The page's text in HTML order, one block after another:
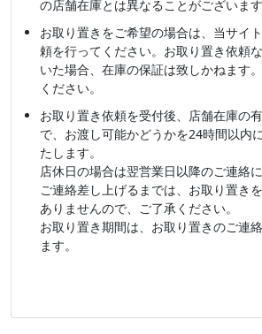
の店舗在庫とは異なることがございます
お取り置きをご希望の場合は、当サイ
頼を行ってください。お取り置き依頼
いた場合、在庫の保証は致しかねます
ください。
お取り置き依頼を受付後、店舗在庫の
で、お渡し可能かどうかを24時間以内
たします。
店休日の場合は翌営業日以降のご連絡に
ご連絡差し上げるまでは、お取り置き
ありませんので、ご了承ください。
お取り置き期間は、お取り置きのご連
ます。